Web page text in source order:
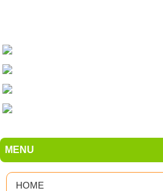
お問い合せ
当院の個人情報の取扱に関するお
絡ください。
MENU
HOME